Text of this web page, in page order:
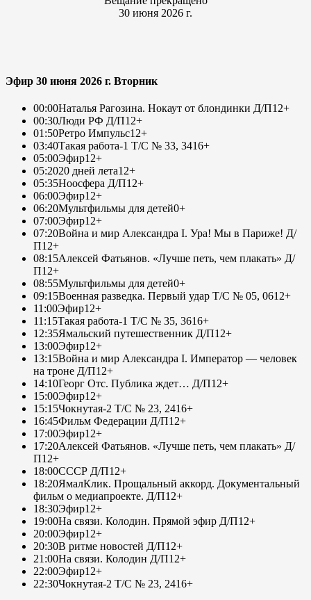
30 июня 2026 г.
Эфир 30 июня 2026 г. Вторник
00:00Наталья Рагозина. Нокаут от блондинки Д/П12+
00:30Люди РФ Д/П12+
01:50Ретро Импульс12+
03:40Такая работа-1 Т/С № 33, 3416+
05:00Эфир12+
05:2020 дней лета12+
05:35Ноосфера Д/П12+
06:00Эфир12+
06:20Мультфильмы для детей0+
07:00Эфир12+
07:20Война и мир Александра I. Ура! Мы в Париже! Д/
П12+
08:15Алексей Фатьянов. «Лучше петь, чем плакать» Д/
П12+
08:55Мультфильмы для детей0+
09:15Военная разведка. Первый удар Т/С № 05, 0612+
11:00Эфир12+
11:15Такая работа-1 Т/С № 35, 3616+
12:35Ямальский путешественник Д/П12+
13:00Эфир12+
13:15Война и мир Александра I. Император — человек
на троне Д/П12+
14:10Георг Отс. Публика ждет… Д/П12+
15:00Эфир12+
15:15Чокнутая-2 Т/С № 23, 2416+
16:45Фильм Федерации Д/П12+
17:00Эфир12+
17:20Алексей Фатьянов. «Лучше петь, чем плакать» Д/
П12+
18:00СССР Д/П12+
18:20ЯмалКлик. Прощальный аккорд. Документальный
фильм о медиапроекте. Д/П12+
18:30Эфир12+
19:00На связи. Колодин. Прямой эфир Д/П12+
20:00Эфир12+
20:30В ритме новостей Д/П12+
21:00На связи. Колодин Д/П12+
22:00Эфир12+
22:30Чокнутая-2 Т/С № 23, 2416+